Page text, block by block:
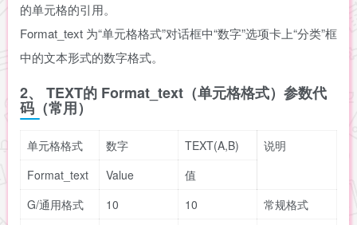
的单元格的引用。
Format_text 为“单元格格式”对话框中“数字”选项卡上“分类”框
中的文本形式的数字格式。
2、 TEXT的 Format_text（单元格格式）参数代
码（常用）
单元格格式 数字 TEXT(A,B)
说明
Format_text
Value
值
G/通用格式
10 10
常规格式